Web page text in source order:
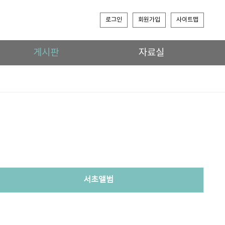
로그인 회원가입 사이트맵
게시판 자료실
서초앨범